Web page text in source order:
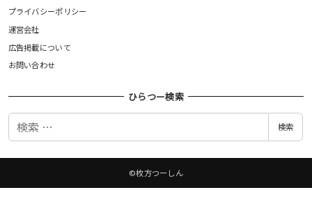
プライバシーポリシー
運営会社
広告掲載について
お問い合わせ
ひらつー検索
検
検索
©枚方つーしん